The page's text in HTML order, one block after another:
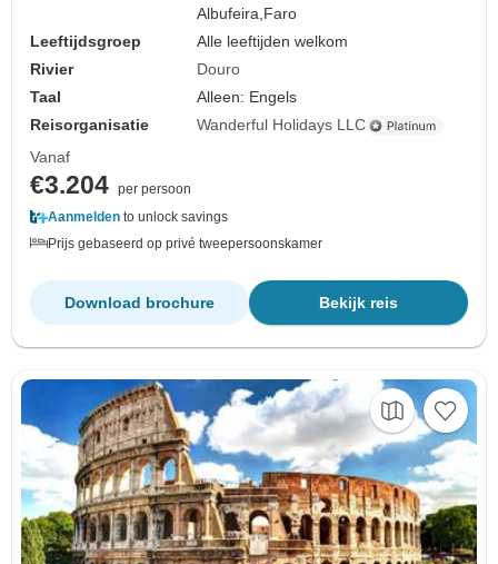
Albufeira,Faro
Leeftijdsgroep
Alle leeftijden welkom
Rivier
Douro
Taal
Alleen: Engels
Reisorganisatie
Wanderful Holidays LLC
Vanaf
€3.204 per persoon
Aanmelden to unlock savings
Prijs gebaseerd op privé tweepersoonskamer
Bekijk reis
Download brochure